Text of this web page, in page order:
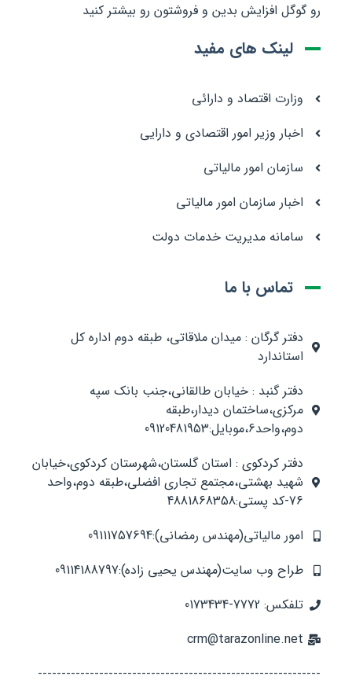
رو گوگل افزایش بدین و فروشتون رو بیشتر کنید
لینک های مفید
وزارت اقتصاد و دارائی
اخبار وزیر امور اقتصادی و دارایی
سازمان امور مالیاتی
اخبار سازمان امور مالیاتی
سامانه مدیریت خدمات دولت
تماس با ما
دفتر گرگان : میدان ملاقاتی، طبقه دوم اداره کل
استاندارد
دفتر گنبد : خیابان طالقانی،جنب بانک سپه
مرکزی،ساختمان دیدار،طبقه
دوم،واحد6،موبایل:09120481953
دفتر کردکوی : استان گلستان،شهرستان کردکوی،خیابان
شهید بهشتی،مجتمع تجاری افضلی،طبقه دوم،واحد
76-کد پستی:4881868358
امور مالیاتی(مهندس رمضانی):09111757694
طراح وب سایت(مهندس یحیی زاده):09114188797
تلفکس: 7772-0173434
crm@tarazonline.net
------------------------------------------------------------